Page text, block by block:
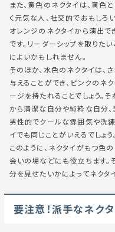
また、黄色のネクタイは、黄色
く元気な人、社交的でおもしろ
オレンジのネクタイから演出
です。リーダーシップを取りた
によいかもしれません。
そのほか、水色のネクタイは、
与えることができ、ピンクのネ
ージを持たれることでしょう。
から清潔な自分や純粋な自分、
男性的でクールな雰囲気や洗
イでも同じことがいえるでしょう。
このように、ネクタイがもつ色
会いの場などにも役立ちます。
分を見せたいかによってネクタ
要注意！派手なネク